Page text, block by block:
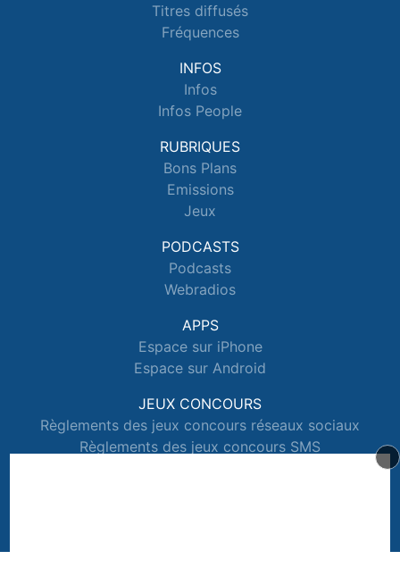
Titres diffusés
Fréquences
INFOS
Infos
Infos People
RUBRIQUES
Bons Plans
Emissions
Jeux
PODCASTS
Podcasts
Webradios
APPS
Espace sur iPhone
Espace sur Android
JEUX CONCOURS
Règlements des jeux concours réseaux sociaux
Règlements des jeux concours SMS